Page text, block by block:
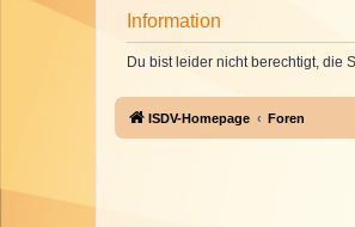
Information
Du bist leider nicht berechtigt, die
ISDV-Homepage Foren